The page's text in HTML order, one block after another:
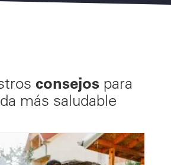
consejos para
más saludable